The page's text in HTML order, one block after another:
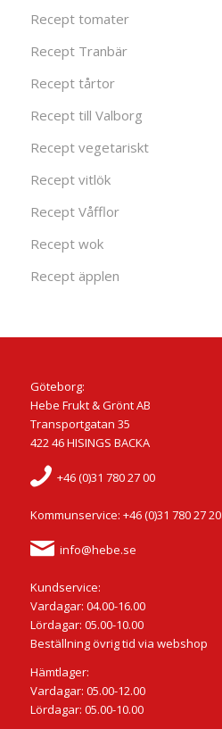
Recept tomater
Recept Tranbär
Recept tårtor
Recept till Valborg
Recept vegetariskt
Recept vitlök
Recept Våfflor
Recept wok
Recept äpplen
Göteborg:
Hebe Frukt & Grönt AB
Transportgatan 35
422 46 HISINGS BACKA
+46 (0)31 780 27 00
Kommunservice: +46 (0)31 780 27 20
info@hebe.se
Kundservice:
Vardagar: 04.00-16.00
Lördagar: 05.00-10.00
Beställning övrig tid via webshop
Hämtlager:
Vardagar: 05.00-12.00
Lördagar: 05.00-10.00